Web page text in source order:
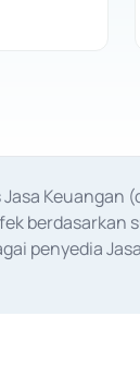
Keuangan
penyedia